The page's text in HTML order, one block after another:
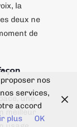
la
deux ne
de
une
meilleur
nos
services,
accord
plus OK